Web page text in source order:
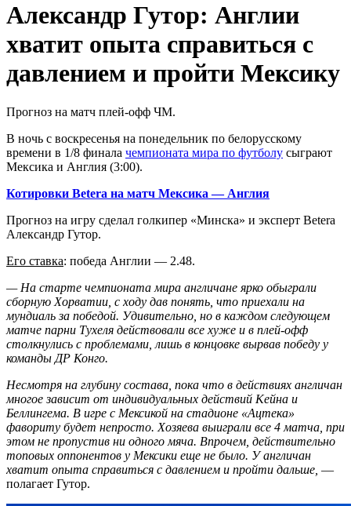
Александр Гутор: Англии
хватит опыта справиться с
давлением и пройти Мексику
Прогноз на матч плей-офф ЧМ.
В ночь с воскресенья на понедельник по белорусскому
времени в 1/8 финала чемпионата мира по футболу сыграют
Мексика и Англия (3:00).
Котировки Betera на матч Мексика — Англия
Прогноз на игру сделал голкипер «Минска» и эксперт Betera
Александр Гутор.
Его ставка: победа Англии — 2.48.
— На старте чемпионата мира англичане ярко обыграли
сборную Хорватии, с ходу дав понять, что приехали на
мундиаль за победой. Удивительно, но в каждом следующем
матче парни Тухеля действовали все хуже и в плей-офф
столкнулись с проблемами, лишь в концовке вырвав победу у
команды ДР Конго.
Несмотря на глубину состава, пока что в действиях англичан
многое зависит от индивидуальных действий Кейна и
Беллингема. В игре с Мексикой на стадионе «Ацтека»
фавориту будет непросто. Хозяева выиграли все 4 матча, при
этом не пропустив ни одного мяча. Впрочем, действительно
топовых оппонентов у Мексики еще не было. У англичан
хватит опыта справиться с давлением и пройти дальше, —
полагает Гутор.